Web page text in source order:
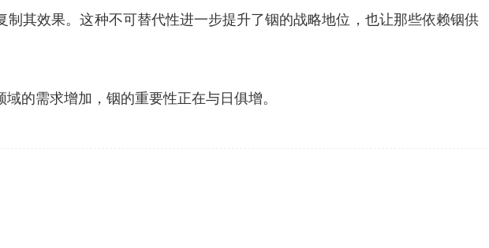
其效果。这种不可替代性进一步提升了铟的战略地位，也让那些依赖铟供
的需求增加，铟的重要性正在与日俱增。